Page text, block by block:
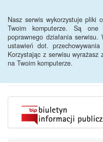
Nasz serwis wykorzystuje pliki
Twoim komputerze. Są one
poprawnego działania
ustawień dot.
Korzystając z serwisu
na Twoim komputerze.
BIP -